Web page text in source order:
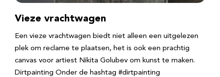
Vieze vrachtwagen
Een vieze vrachtwagen biedt niet alleen een uitgelezen
plek om reclame te plaatsen, het is ook een prachtig
canvas voor artiest Nikita Golubev om kunst te maken.
Dirtpainting Onder de hashtag #dirtpainting